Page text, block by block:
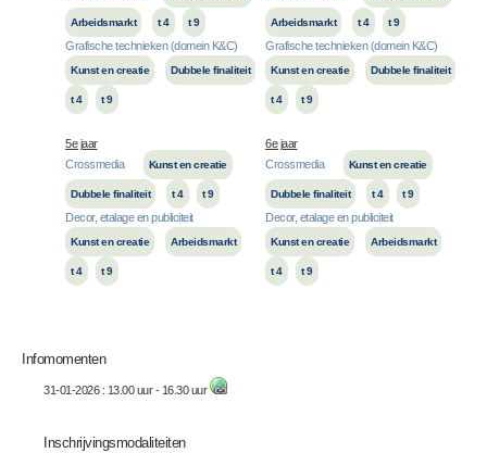
Arbeidsmarkt t 4 t 9
Grafische technieken (domein K&C)
Kunst en creatie Dubbele finaliteit
t 4 t 9
Arbeidsmarkt t 4 t 9
Grafische technieken (domein K&C)
Kunst en creatie Dubbele finaliteit
t 4 t 9
5e jaar
6e jaar
Crossmedia
Kunst en creatie
Dubbele finaliteit t 4 t 9
Decor, etalage en publiciteit
Kunst en creatie Arbeidsmarkt
t 4 t 9
Crossmedia Kunst en creatie
Dubbele finaliteit t 4 t 9
Decor, etalage en publiciteit
Kunst en creatie Arbeidsmarkt
t 4 t 9
Infomomenten
31-01-2026 : 13.00 uur - 16.30 uur
Inschrijvingsmodaliteiten